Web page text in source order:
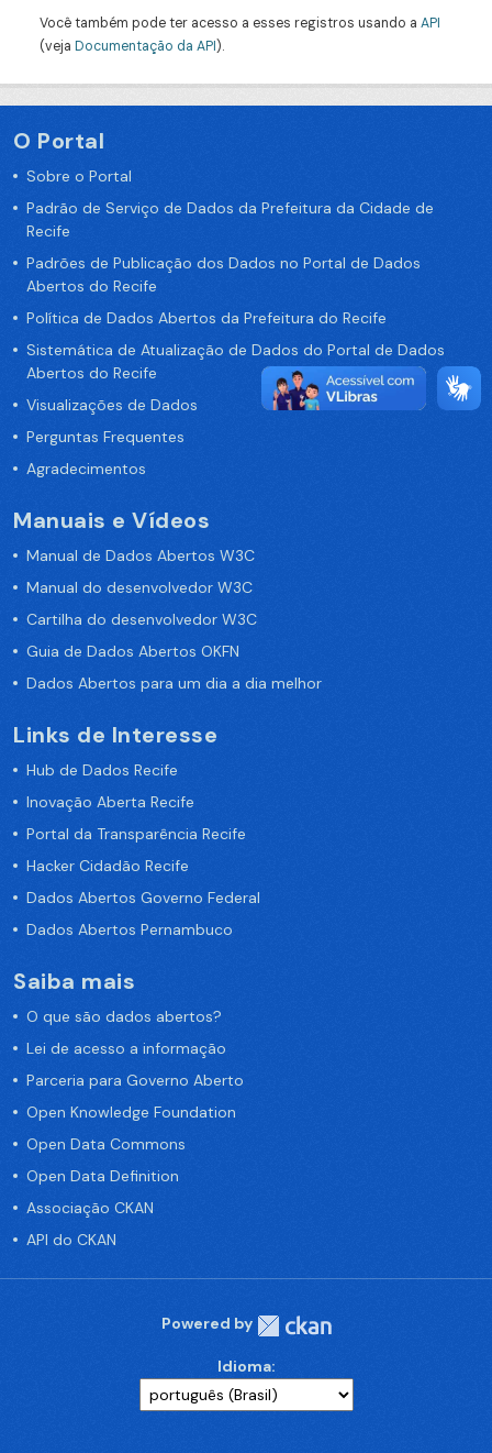
Você também pode ter acesso a esses registros usando a API
(veja Documentação da API).
O Portal
Sobre o Portal
Padrão de Serviço de Dados da Prefeitura da Cidade de
Recife
Padrões de Publicação dos Dados no Portal de Dados
Abertos do Recife
Política de Dados Abertos da Prefeitura do Recife
Sistemática de Atualização de Dados do Portal de Dados
Abertos do Recife
Visualizações de Dados
Perguntas Frequentes
Agradecimentos
Manuais e Vídeos
Manual de Dados Abertos W3C
Manual do desenvolvedor W3C
Cartilha do desenvolvedor W3C
Guia de Dados Abertos OKFN
Dados Abertos para um dia a dia melhor
Links de Interesse
Hub de Dados Recife
Inovação Aberta Recife
Portal da Transparência Recife
Hacker Cidadão Recife
Dados Abertos Governo Federal
Dados Abertos Pernambuco
Saiba mais
O que são dados abertos?
Lei de acesso a informação
Parceria para Governo Aberto
Open Knowledge Foundation
Open Data Commons
Open Data Definition
Associação CKAN
API do CKAN
Powered by
Idioma